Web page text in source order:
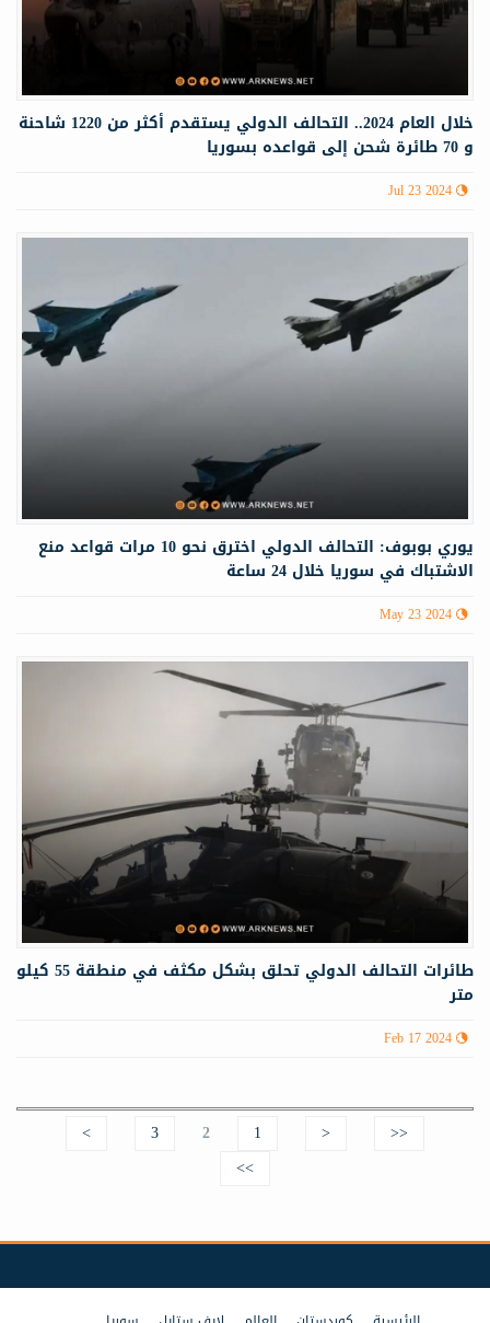
خلال العام 2024.. التحالف الدولي يستقدم أكثر من 1220 شاحنة
و 70 طائرة شحن إلى قواعده بسوريا
Jul 23 2024
يوري بوبوف: التحالف الدولي اخترق نحو 10 مرات قواعد منع
الاشتباك في سوريا خلال 24 ساعة
May 23 2024
طائرات التحالف الدولي تحلق بشكل مكثف في منطقة 55 كيلو
متر
Feb 17 2024
<<
<
1
2
3
>
>>